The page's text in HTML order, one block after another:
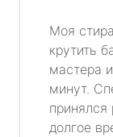
Моя
крутить
мастера
минут.
принялся
долгое